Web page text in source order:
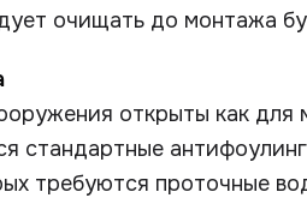
очищать до монтажа
открыты как для
стандартные
требуются проточные